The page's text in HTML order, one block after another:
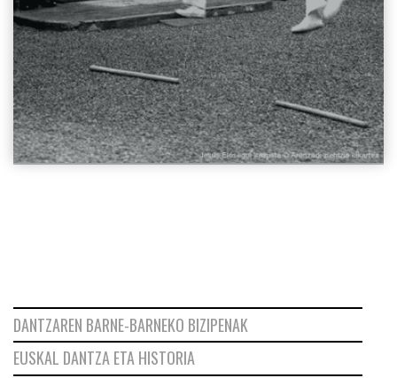
DANTZAREN BARNE-BARNEKO BIZIPENAK
EUSKAL DANTZA ETA HISTORIA